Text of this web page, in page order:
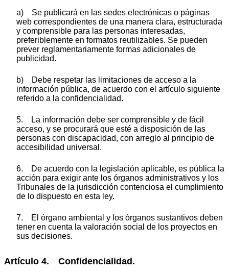
a) Se publicará en las sedes electrónicas o páginas
web correspondientes de una manera clara, estructurada
y comprensible para las personas interesadas,
preferiblemente en formatos reutilizables. Se pueden
prever reglamentariamente formas adicionales de
publicidad.
b) Debe respetar las limitaciones de acceso a la
información pública, de acuerdo con el artículo siguiente
referido a la confidencialidad.
5. La información debe ser comprensible y de fácil
acceso, y se procurará que esté a disposición de las
personas con discapacidad, con arreglo al principio de
accesibilidad universal.
6. De acuerdo con la legislación aplicable, es pública la
acción para exigir ante los órganos administrativos y los
Tribunales de la jurisdicción contenciosa el cumplimiento
de lo dispuesto en esta ley.
7. El órgano ambiental y los órganos sustantivos deben
tener en cuenta la valoración social de los proyectos en
sus decisiones.
Artículo 4. Confidencialidad.